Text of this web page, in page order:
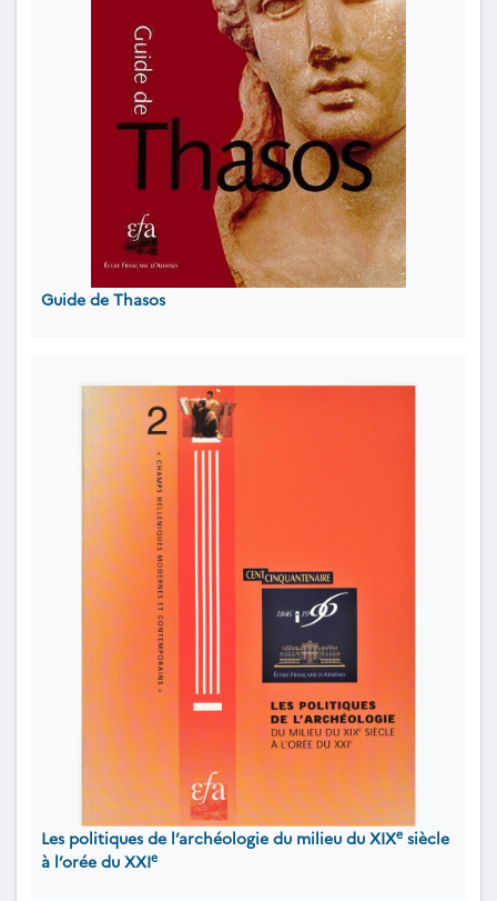
Guide de Thasos
Les politiques de l’archéologie du milieu du XIXe siècle
à l’orée du XXIe